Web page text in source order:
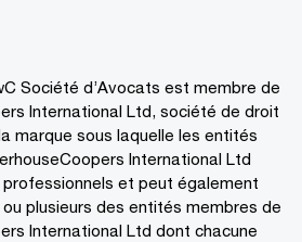
Société d’Avocats est membre de
International Ltd, société de droit
marque sous laquelle les entités
International Ltd
et peut également
plusieurs des entités membres de
International Ltd dont chacune